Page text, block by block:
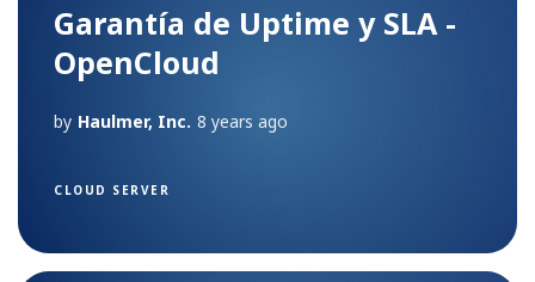
Garantía de Uptime y SLA -
OpenCloud
by Haulmer, Inc. 8 years ago
CLOUD SERVER